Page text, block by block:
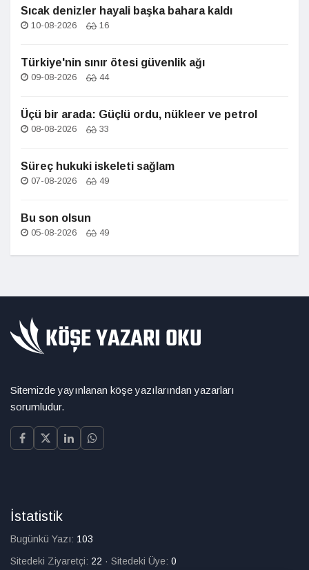
Sıcak denizler hayali başka bahara kaldı
10-08-2026 16
Türkiye'nin sınır ötesi güvenlik ağı
09-08-2026 44
Üçü bir arada: Güçlü ordu, nükleer ve petrol
08-08-2026 33
Süreç hukuki iskeleti sağlam
07-08-2026 49
Bu son olsun
05-08-2026 49
Sitemizde yayınlanan köşe yazılarından yazarları
sorumludur.
İstatistik
Bugünkü Yazı: 103
Sitedeki Ziyaretçi: 22 · Sitedeki Üye: 0